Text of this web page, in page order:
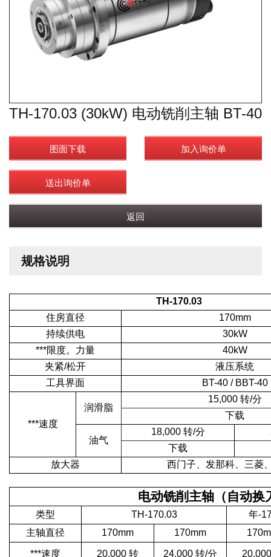
TH-170.03 (30kW) 电动铣削主轴 BT-40
图面下载 加入询价单
送出询价单
返回
规格说明
TH-170.03
住房直径
170mm
持续供电
30kW
***限度。 力量
40kW
夹紧/松开
液压系统
工具界面
BT-40 / BBT-40
***速度
润滑脂
15,000 转/分
下载
油气
18,000 转/分
下载
放大器
西门子、发那科、三菱
电动铣削主轴（自动换
类型 TH-170.03
年-
主轴直径
170mm 170mm
***速度 20,000 转 24,000 转/分